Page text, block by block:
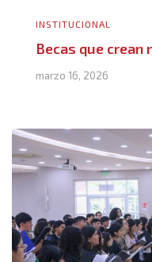
INSTITUCIONAL
Becas que
marzo 16, 2026